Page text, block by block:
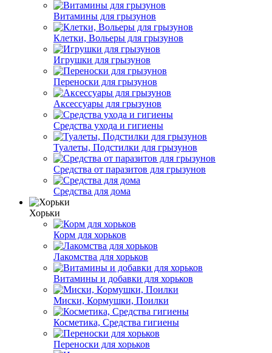
Витамины для грызунов
Клетки, Вольеры для грызунов
Игрушки для грызунов
Переноски для грызунов
Аксессуары для грызунов
Средства ухода и гигиены
Туалеты, Подстилки для грызунов
Средства от паразитов для грызунов
Средства для дома
Хорьки
Корм для хорьков
Лакомства для хорьков
Витамины и добавки для хорьков
Миски, Кормушки, Поилки
Косметика, Средства гигиены
Переноски для хорьков